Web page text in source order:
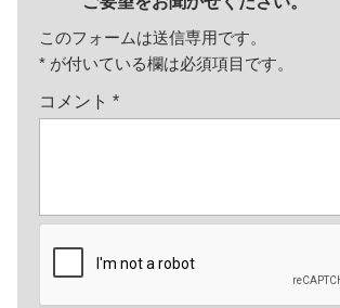
このフォームは送信専用です。
* が付いている欄は必須項目です。
コメント *